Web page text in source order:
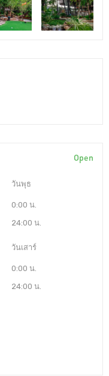
Open
วันพุธ
0:00 น.
24:00 น.
วันเสาร์
0:00 น.
24:00 น.